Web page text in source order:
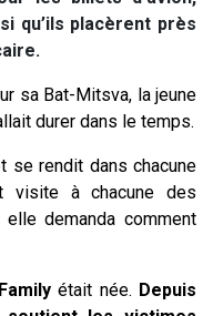
qu’ils placèrent près
sa Bat-Mitsva, la jeune
durer dans le temps.
se rendit dans chacune
visite à chacune des
demanda comment
était née. Depuis